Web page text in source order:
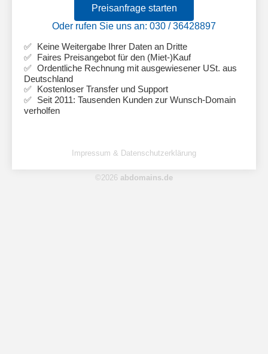
Preisanfrage starten
Oder rufen Sie uns an: 030 / 36428897
Keine Weitergabe Ihrer Daten an Dritte
Faires Preisangebot für den (Miet-)Kauf
Ordentliche Rechnung mit ausgewiesener USt. aus
Deutschland
Kostenloser Transfer und Support
Seit 2011: Tausenden Kunden zur Wunsch-Domain
verholfen
Impressum & Datenschutzerklärung
©2026 abdomains.de